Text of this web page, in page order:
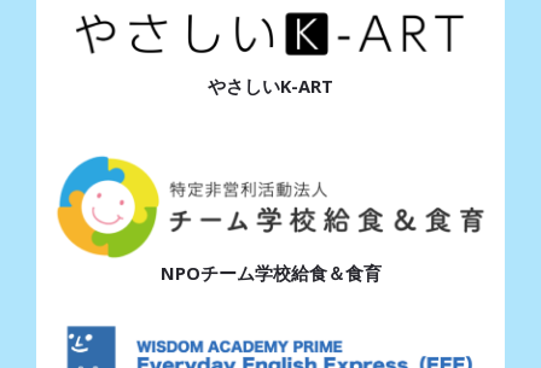
やさしいK-ART
NPOチーム学校給食＆食育